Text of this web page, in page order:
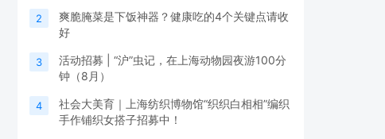
2
爽脆腌菜是下饭神器？健康吃的4个关键点请收
好
3
活动招募 | “沪”虫记，在上海动物园夜游100分
钟（8月）
4
社会大美育｜上海纺织博物馆“织织白相相”编织
手作铺织女搭子招募中！